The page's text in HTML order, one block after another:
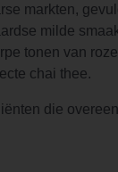
markten,
milde
tonen van
chai thee.
die